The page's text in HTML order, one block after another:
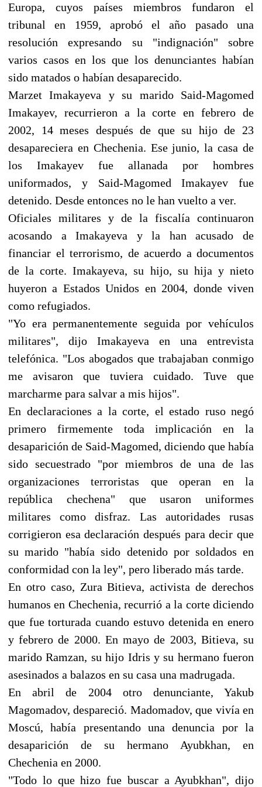
Europa, cuyos países miembros fundaron el
tribunal en 1959, aprobó el año pasado una
resolución expresando su "indignación" sobre
varios casos en los que los denunciantes habían
sido matados o habían desaparecido.
Marzet Imakayeva y su marido Said-Magomed
Imakayev, recurrieron a la corte en febrero de
2002, 14 meses después de que su hijo de 23
desapareciera en Chechenia. Ese junio, la casa de
los Imakayev fue allanada por hombres
uniformados, y Said-Magomed Imakayev fue
detenido. Desde entonces no le han vuelto a ver.
Oficiales militares y de la fiscalía continuaron
acosando a Imakayeva y la han acusado de
financiar el terrorismo, de acuerdo a documentos
de la corte. Imakayeva, su hijo, su hija y nieto
huyeron a Estados Unidos en 2004, donde viven
como refugiados.
"Yo era permanentemente seguida por vehículos
militares", dijo Imakayeva en una entrevista
telefónica. "Los abogados que trabajaban conmigo
me avisaron que tuviera cuidado. Tuve que
marcharme para salvar a mis hijos".
En declaraciones a la corte, el estado ruso negó
primero firmemente toda implicación en la
desaparición de Said-Magomed, diciendo que había
sido secuestrado "por miembros de una de las
organizaciones terroristas que operan en la
república chechena" que usaron uniformes
militares como disfraz. Las autoridades rusas
corrigieron esa declaración después para decir que
su marido "había sido detenido por soldados en
conformidad con la ley", pero liberado más tarde.
En otro caso, Zura Bitieva, activista de derechos
humanos en Chechenia, recurrió a la corte diciendo
que fue torturada cuando estuvo detenida en enero
y febrero de 2000. En mayo de 2003, Bitieva, su
marido Ramzan, su hijo Idris y su hermano fueron
asesinados a balazos en su casa una madrugada.
En abril de 2004 otro denunciante, Yakub
Magomadov, despareció. Madomadov, que vivía en
Moscú, había presentando una denuncia por la
desaparición de su hermano Ayubkhan, en
Chechenia en 2000.
"Todo lo que hizo fue buscar a Ayubkhan", dijo